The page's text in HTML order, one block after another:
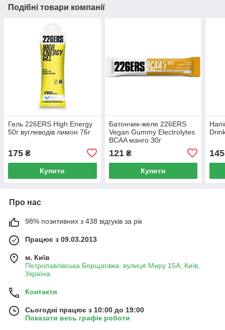
Подібні товари компанії
Гель 226ERS High Energy
50г вуглеводів лимон 76г
175 ₴
Купити
Батончик-желе 226ERS
Vegan Gummy Electrolytes
BCAA манго 30г
121₴
Купити
145
Про нас
98% позитивних з 438 відгуків за рік
Працює з 09.03.2013
м. Київ
Петропавлівська Борщагівка, вулиця Миру 15А, Київ,
Україна
Контакти
Сьогодні працює з 10:00 до 19:00
Показати весь графік роботи